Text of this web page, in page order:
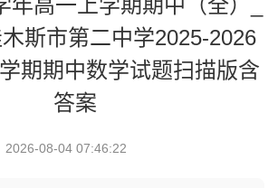
年高一上学期期中（全）_
斯市第二中学2025-2026
期期中数学试题扫描版含
答案
2026-08-04 07:46:22